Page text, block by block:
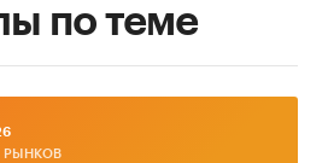
по теме
РЫНКОВ